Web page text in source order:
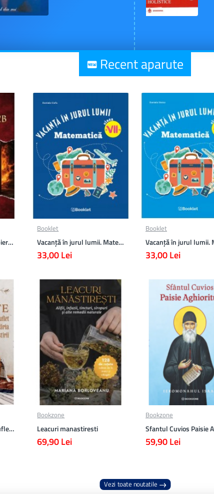
Recent aparute
Gutenberg 42B. Biblia pierduta
Booklet
Vacanță în jurul lumii. Matematică clasa a VII-a – EDIȚIA 2026
33,00 Lei
Booklet
33,00 Lei
Retete pentru trup si suflet din bucataria manastirii
Bookzone
Leacuri manastiresti
69,90 Lei
Bookzone
59,90 Lei
Vezi toate noutatile